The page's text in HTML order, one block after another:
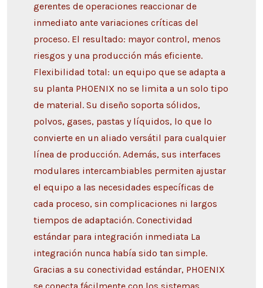
gerentes de operaciones reaccionar de
inmediato ante variaciones críticas del
proceso. El resultado: mayor control, menos
riesgos y una producción más eficiente.
Flexibilidad total: un equipo que se adapta a
su planta PHOENIX no se limita a un solo tipo
de material. Su diseño soporta sólidos,
polvos, gases, pastas y líquidos, lo que lo
convierte en un aliado versátil para cualquier
línea de producción. Además, sus interfaces
modulares intercambiables permiten ajustar
el equipo a las necesidades específicas de
cada proceso, sin complicaciones ni largos
tiempos de adaptación. Conectividad
estándar para integración inmediata La
integración nunca había sido tan simple.
Gracias a su conectividad estándar, PHOENIX